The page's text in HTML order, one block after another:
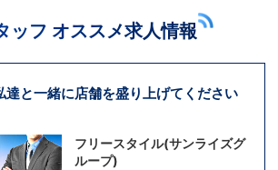
ッフ オススメ求人情報
達と一緒に店舗を盛り上げてください
フリースタイル(サンライズグ
ループ)